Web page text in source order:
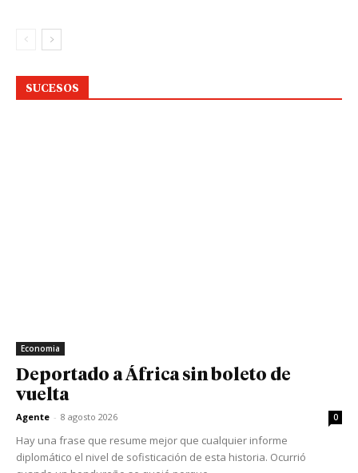
SUCESOS
Economia
Deportado a África sin boleto de
vuelta
Agente - 8 agosto 2026 0
Hay una frase que resume mejor que cualquier informe
diplomático el nivel de sofisticación de esta historia. Ocurrió